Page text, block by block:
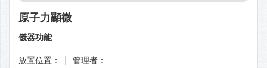
原子力顯微
儀器功能
放置位置： 管理者：